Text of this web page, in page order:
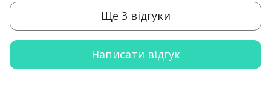
Ще 3 відгуки
Написати відгук